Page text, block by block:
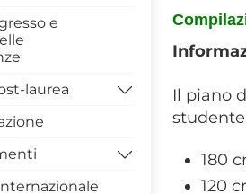
Il piano
180
120
e
laurea
di Ricerca
Coordinatrice